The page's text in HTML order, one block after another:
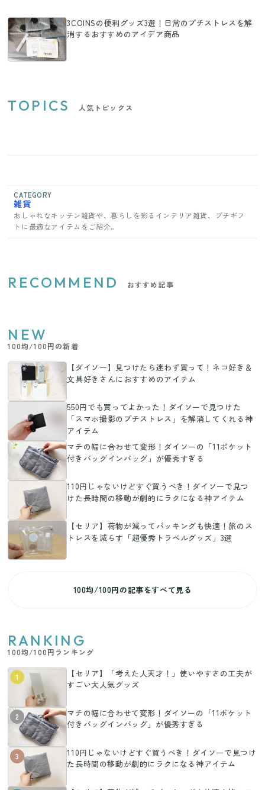
3COINSの便利グッズ3選！日常のプチストレスを解
消するおすすめのアイデア商品
TOPICS 人気トピックス
CATEGORY
雑貨
おしゃれなキッチン雑貨や、暮らしを彩るインテリア雑貨、プチギフ
トに最適なアイテムをご紹介。
RECOMMEND おすすめ記事
NEW
100均/100円の新着
【ダイソー】見つけたら迷わず買って！ネコ好き＆
文具好きさんにおすすめのアイテム
550円でも買ってよかった！ダイソーで見つけた
「スマホ撮影のプチストレス」を解消してくれる神
アイテム
マチの幅に合わせて変形！ダイソーの「11ポケット
付きバッグインバッグ」が優秀すぎる
110円じゃないけどすぐ買うべき！ダイソーで見つ
けた長時間の移動が劇的にラクになる神アイテム
【セリア】荷物が減ってパッキングも快適！旅のス
トレスを減らす「超優秀トラベルグッズ」3選
100均/100円の記事をすべて見る
RANKING
100均/100円ランキング
1
【セリア】「考えた人天才！」使いやすさの工夫が
すごい大人気グッズ
2
マチの幅に合わせて変形！ダイソーの「11ポケット
付きバッグインバッグ」が優秀すぎる
3
110円じゃないけどすぐ買うべき！ダイソーで見つけ
た長時間の移動が劇的にラクになる神アイテム